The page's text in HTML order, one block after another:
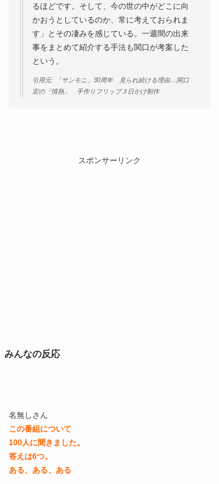
るほどです。そして、今の世の中がどこに向
かおうとしているのか、常に考えておられま
す」とその凄みを感じている。一週間の出来
事をまとめて紹介する手法も関口が考案した
という。
引用元: 「サンモニ」30周年 見られ続ける理由…関口
宏の「情熱」 手作りフリップ３日かけ制作
スポンサーリンク
みんなの反応
名無しさん
この番組について
100人に聞きました。
答えは6つ。
ある、ある、ある